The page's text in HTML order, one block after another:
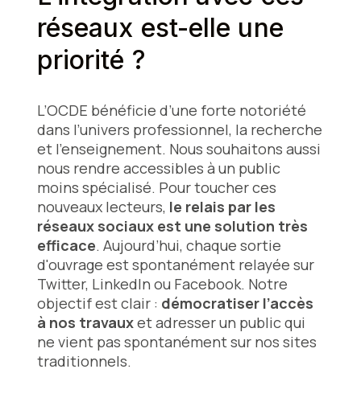
réseaux est-elle une
priorité ?
L’OCDE bénéficie d’une forte notoriété
dans l’univers professionnel, la recherche
et l’enseignement. Nous souhaitons aussi
nous rendre accessibles à un public
moins spécialisé. Pour toucher ces
nouveaux lecteurs, le relais par les
réseaux sociaux est une solution très
efficace. Aujourd’hui, chaque sortie
d'ouvrage est spontanément relayée sur
Twitter, LinkedIn ou Facebook. Notre
objectif est clair : démocratiser l’accès
à nos travauxet adresser un public qui
ne vient pas spontanément sur nos sites
traditionnels.